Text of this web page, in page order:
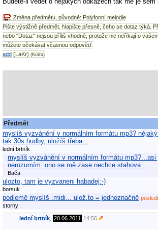
Změna předmětu, původně: Polyfonní melodie
Pište výstižně předmět. Napište přesně, čeho se dotaz týká.
nebo "Dotaz" nejsou příliš vhodné, protože nic neříkají o
můžete očekávat včasnou odpověď.
add (LaKr) (Kráťa)
Předmět
myslíš vyzvánění v normálním formátu mp3?
tak 30s hudby, uložíš třeba…
lední brtník
myslíš vyzvánění v normálním formátu mp3?...asi
nerozumím. ono se mě zase nechce stahova…
Bača
ulozto, tam je vyzvaneni habadej:-)
borsuk
podlemě myslíš .midi... ulož.to = jednoznačně
storny
lední brtník 20.06.2011 14:56